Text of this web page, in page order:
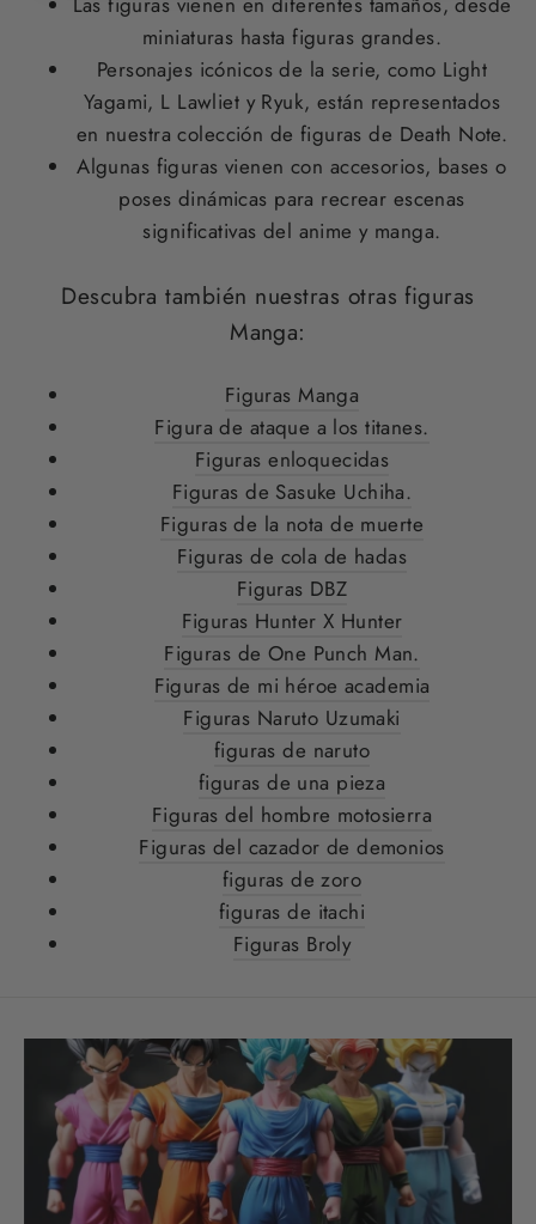
miniaturas hasta figuras grandes.
Personajes icónicos de la serie, como Light
Yagami, L Lawliet y Ryuk, están representados
en nuestra colección de figuras de Death Note.
Algunas figuras vienen con accesorios, bases o
poses dinámicas para recrear escenas
significativas del anime y manga.
Descubra también nuestras otras figuras
Manga:
Figuras Manga
Figura de ataque a los titanes.
Figuras enloquecidas
Figuras de Sasuke Uchiha.
Figuras de la nota de muerte
Figuras de cola de hadas
Figuras DBZ
Figuras Hunter X Hunter
Figuras de One Punch Man.
Figuras de mi héroe academia
Figuras Naruto Uzumaki
figuras de naruto
figuras de una pieza
Figuras del hombre motosierra
Figuras del cazador de demonios
figuras de zoro
figuras de itachi
Figuras Broly